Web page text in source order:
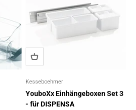
Kesseboehmer
YouboXx Einhängeboxen Set 3
- für DISPENSA